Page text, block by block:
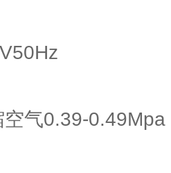
气0.39-0.49Mpa